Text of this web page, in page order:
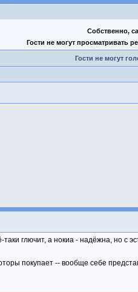
Собственно,
Гости не могут просматривать
Гости не могут
глючит, а нокиа - надёжна, но с
покупает -- вообще себе